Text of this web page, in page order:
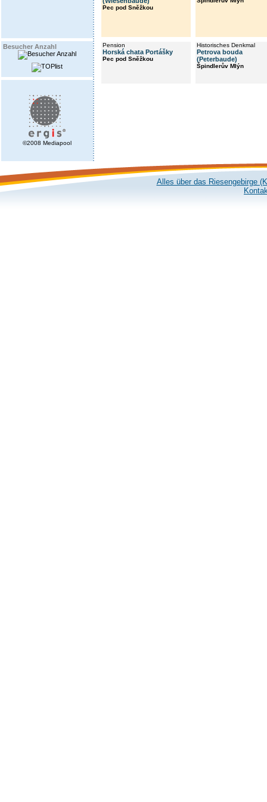
Besucher Anzahl
©2008 Mediapool
Pec pod Sněžkou
Pension
Horská chata Portášky
Pec pod Sněžkou
Historisches Denkmal
Petrova bouda
(Peterbaude)
Špindlerův Mlýn
Alles über das Riesengebirge